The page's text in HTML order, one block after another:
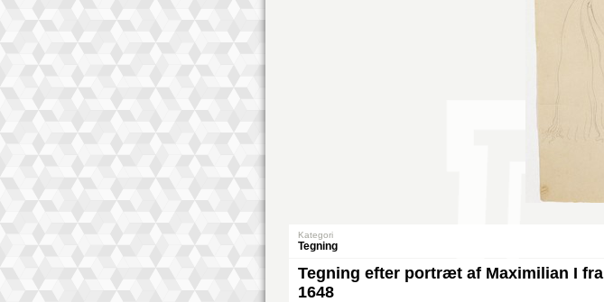
Kategori
Tegning
Tegning efter portræt af Maximilian I fra
1648